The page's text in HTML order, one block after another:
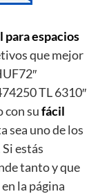
espacios
que mejor
TL 6310″
con sufácil
sea uno de los
estás
tanto y que
la página